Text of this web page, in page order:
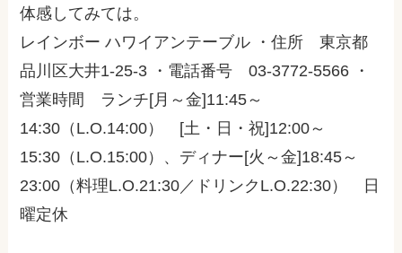
体感してみては。
レインボー ハワイアンテーブル ・住所 東京都
品川区大井1-25-3 ・電話番号 03-3772-5566 ・
営業時間 ランチ[月～金]11:45～
14:30（L.O.14:00） [土・日・祝]12:00～
15:30（L.O.15:00）、ディナー[火～金]18:45～
23:00（料理L.O.21:30／ドリンクL.O.22:30） 日
曜定休